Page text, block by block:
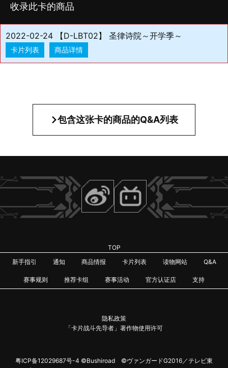
收录此卡的商品
2022-02-24 【D-LBT02】 圣律诗院～开学季～
卡片列表 商品详情
包含这张卡的商品的Q&A列表
TOP
新手指引
通知 商品情报 卡片列表 读物网站 Q&A
赛事规则 推荐卡组 赛事活动 官方认证店 支持
隐私政策
「卡片战斗先导者」著作物使用许可
粤ICP备12029687号-4 ©Bushiroad ©ヴァンガードG2016／テレビ東